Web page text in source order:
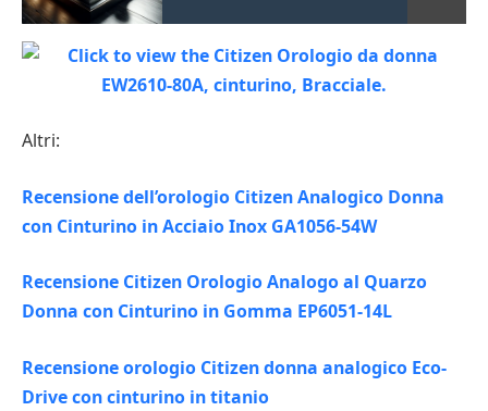
Altri:
Recensione dell’orologio Citizen Analogico Donna
con Cinturino in Acciaio Inox GA1056-54W
Recensione Citizen Orologio Analogo al Quarzo
Donna con Cinturino in Gomma EP6051-14L
Recensione orologio Citizen donna analogico Eco-
Drive con cinturino in titanio